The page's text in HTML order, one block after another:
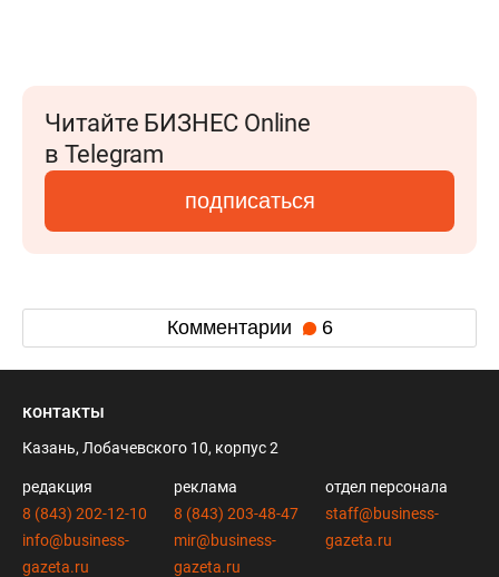
Читайте БИЗНЕС Online
в Telegram
подписаться
Комментарии 6
контакты
Казань, Лобачевского 10, корпус 2
редакция
8 (843) 202-12-10
info@business-
gazeta.ru
реклама
8 (843) 203-48-47
mir@business-
gazeta.ru
отдел персонала
staff@business-
gazeta.ru